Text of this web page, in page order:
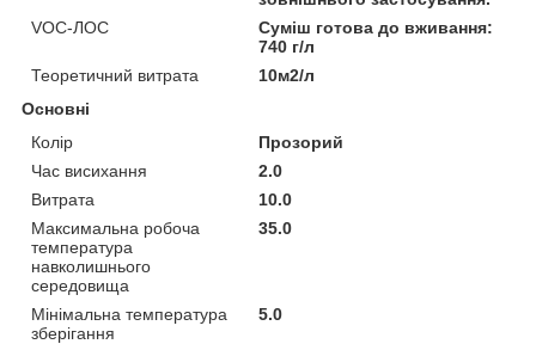
VOC-ЛОС
Суміш готова до вживання:
740 г/л
Теоретичний витрата
10м2/л
Основні
Колір
Прозорий
Час висихання
2.0
Витрата
10.0
Максимальна робоча
температура
навколишнього
середовища
35.0
Мінімальна температура
зберігання
5.0